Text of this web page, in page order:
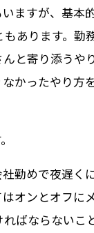
ますが、基本
あります。勤
と寄り添うや
かったやり方
勤めで夜遅く
オンとオフに
ばならないこ